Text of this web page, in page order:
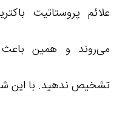
علائم پروستاتیت
می‌روند و همین
تشخیص ندهید. با این